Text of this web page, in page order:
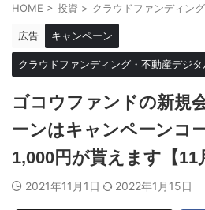
HOME > 投資 > クラウドファンディン
広告 キャンペーン
クラウドファンディング・不動産デジ
ゴコウファンドの新規
ーンはキャンペーンコ
1,000円が貰えます【11
2021年11月1日 2022年1月15日